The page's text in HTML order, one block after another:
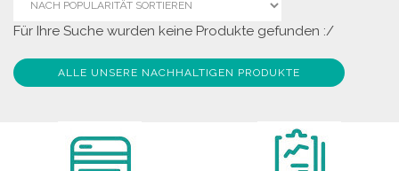
Für Ihre Suche wurden keine Produkte gefunden :/
ALLE UNSERE NACHHALTIGEN PRODUKTE